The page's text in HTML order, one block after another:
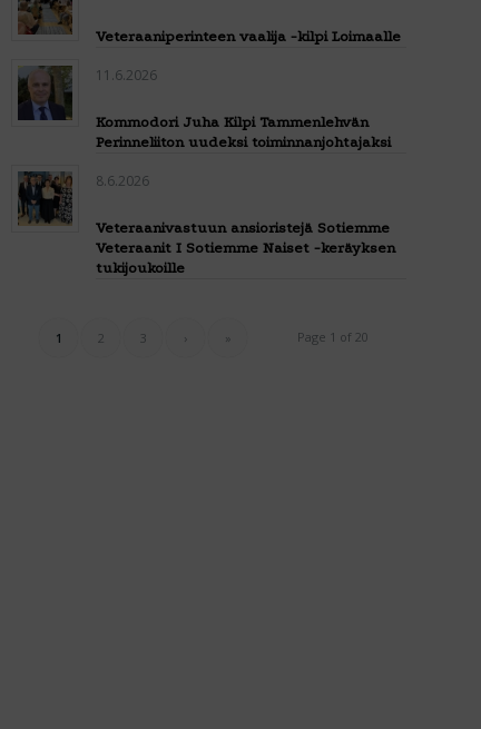
Veteraaniperinteen vaalija -kilpi Loimaalle
11.6.2026
Kommodori Juha Kilpi Tammenlehvän
Perinneliiton uudeksi toiminnanjohtajaksi
8.6.2026
Veteraanivastuun ansioristejä Sotiemme
Veteraanit I Sotiemme Naiset -keräyksen
tukijoukoille
Page 1 of 20
1 2 3 › »